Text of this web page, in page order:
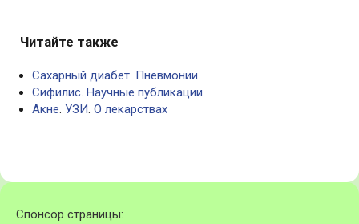
Читайте также
Сахарный диабет. Пневмонии
Сифилис. Научные публикации
Акне. УЗИ. О лекарствах